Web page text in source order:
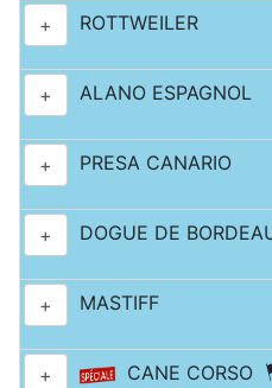
+ ROTTWEILER
+ ALANO ESPAGNOL
+ PRESA CANARIO
+ DOGUE DE
+ MASTIFF
+ CANE CORSO